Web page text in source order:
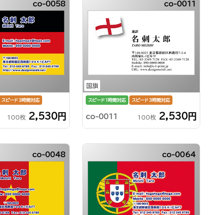
co-0058
スピード3時間対応
100枚 2,530円
国旗
co-0011
スピード1時間対応 スピード3時間対応
co-0011 100枚 2,530円
co-0048 co-0064